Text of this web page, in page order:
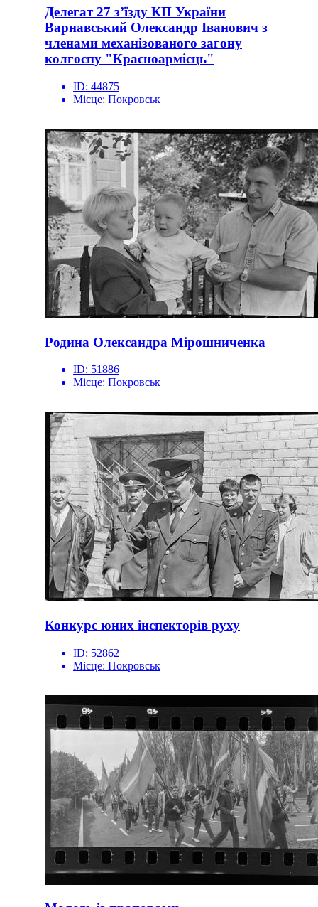
Делегат 27 з’їзду КП України
Варнавський Олександр Іванович з
членами механізованого загону
колгоспу "Красноармієць"
ID: 44875
Місце: Покровськ
Родина Олександра Мірошниченка
ID: 51886
Місце: Покровськ
Конкурс юних інспекторів руху
ID: 52862
Місце: Покровськ